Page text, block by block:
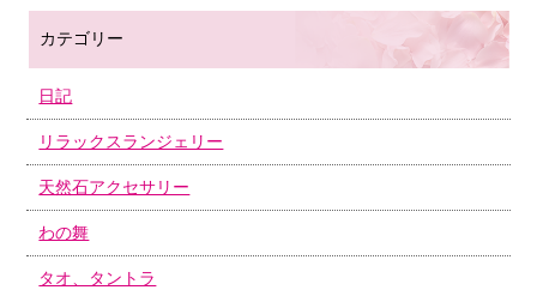
カテゴリー
日記
リラックスランジェリー
天然石アクセサリー
わの舞
タオ、タントラ